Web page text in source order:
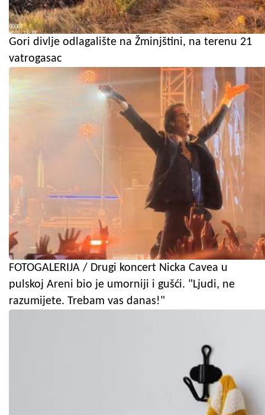
Gori divlje odlagalište na Žminjštini, na terenu 21
vatrogasac
FOTOGALERIJA / Drugi koncert Nicka Cavea u
pulskoj Areni bio je umorniji i gušći. "Ljudi, ne
razumijete. Trebam vas danas!"